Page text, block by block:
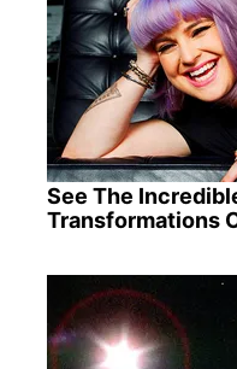
See The
Transformations